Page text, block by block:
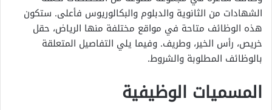
الشهادات من الثانوية والدبلوم والبكالوريوس فأعلى. ستكون
هذه الوظائف متاحة في مواقع مختلفة منها الرياض، حقل
خريص، رأس الخير، وطريف. وفيما يلي التفاصيل المتعلقة
بالوظائف المطلوبة والشروط.
المسميات الوظيفية